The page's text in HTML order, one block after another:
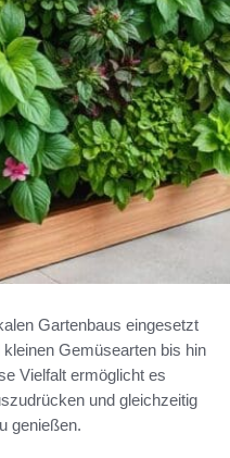
Gartenbaus eingesetzt
Gemüsearten bis hin
Vielfalt ermöglicht es
und gleichzeitig
genießen.